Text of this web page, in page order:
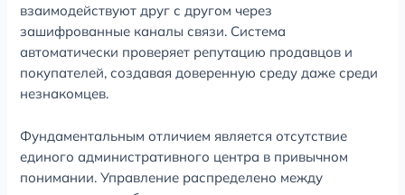
взаимодействуют друг с другом через
зашифрованные каналы связи. Система
автоматически проверяет репутацию продавцов и
покупателей, создавая доверенную среду даже среди
незнакомцев.
Фундаментальным отличием является отсутствие
единого административного центра в привычном
понимании. Управление распределено между